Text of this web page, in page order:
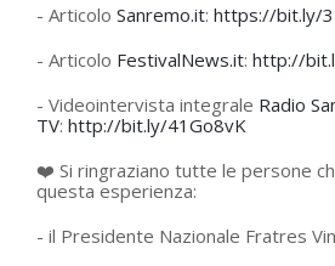
- Articolo Sanremo.it: https://bit.ly/
- Articolo FestivalNews.it: http://
- Videointervista integrale Radio
TV: http://bit.ly/41Go8vK
❤️ Si ringraziano tutte le persone
questa esperienza:
- il Presidente Nazionale Fratres